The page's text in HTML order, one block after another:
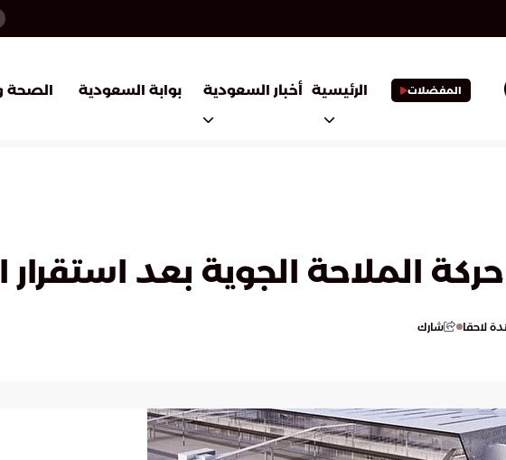
المفضلات الرئيسية أخبار السعودية بوابة السعودية الصحة
الملاحة الجوية بعد
لاحقا شارك